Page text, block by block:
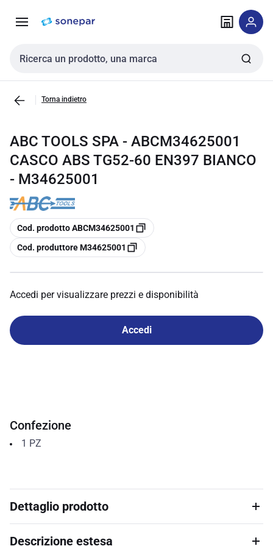
navigazione alla
Cerca input
Torna indietro
ABC TOOLS SPA - ABCM34625001
CASCO ABS TG52-60 EN397 BIANCO
- M34625001
copia
Cod. prodotto ABCM34625001
copia
Cod. produttore M34625001
Accedi per visualizzare prezzi e disponibilità
Accedi
Confezione
1 PZ
Dettaglio prodotto
Descrizione estesa